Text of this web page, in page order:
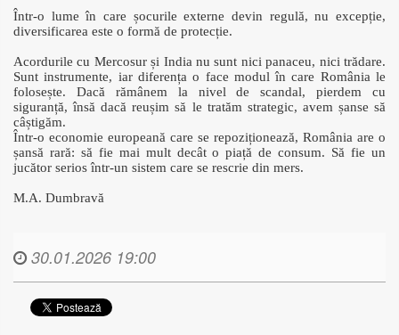
Într-o lume în care șocurile externe devin regulă, nu excepție,
diversificarea este o formă de protecție.
Acordurile cu Mercosur și India nu sunt nici panaceu, nici trădare.
Sunt instrumente, iar diferența o face modul în care România le
folosește. Dacă rămânem la nivel de scandal, pierdem cu
siguranță, însă dacă reușim să le tratăm strategic, avem șanse să
câștigăm.
Într-o economie europeană care se repoziționează, România are o
șansă rară: să fie mai mult decât o piață de consum. Să fie un
jucător serios într-un sistem care se rescrie din mers.
M.A. Dumbravă
30.01.2026 19:00